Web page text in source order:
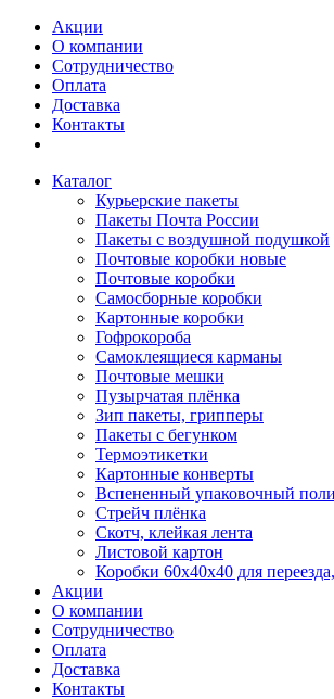
Акции
О компании
Сотрудничество
Оплата
Доставка
Контакты
Каталог
Курьерские пакеты
Пакеты Почта России
Пакеты с воздушной подушкой
Почтовые коробки новые
Почтовые коробки
Самосборные коробки
Картонные коробки
Гофрокороба
Самоклеящиеся карманы
Почтовые мешки
Пузырчатая плёнка
Зип пакеты, грипперы
Пакеты с бегунком
Термоэтикетки
Картонные конверты
Вспененный упаковочный
Стрейч плёнка
Скотч, клейкая лента
Листовой картон
Коробки 60х40х40 для
Акции
О компании
Сотрудничество
Оплата
Доставка
Контакты